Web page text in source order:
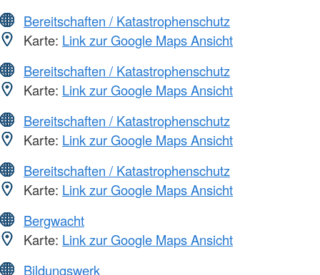
Bereitschaften / Katastrophenschutz
Karte: Link zur Google Maps Ansicht
Bereitschaften / Katastrophenschutz
Karte: Link zur Google Maps Ansicht
Bereitschaften / Katastrophenschutz
Karte: Link zur Google Maps Ansicht
Bereitschaften / Katastrophenschutz
Karte: Link zur Google Maps Ansicht
Bergwacht
Karte: Link zur Google Maps Ansicht
Bildungswerk